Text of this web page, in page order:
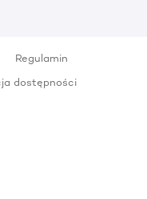
Regulamin
dostępności